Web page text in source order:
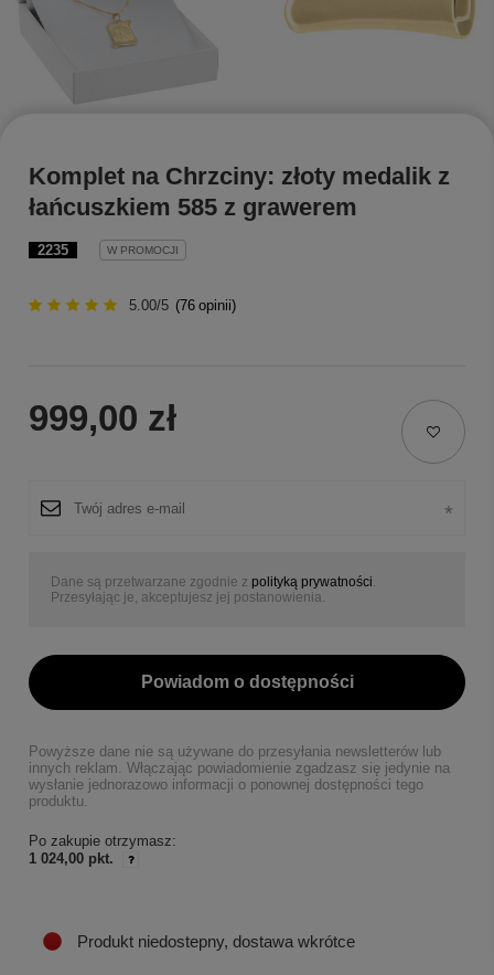
2235 W PROMOCJI
Komplet na Chrzciny: złoty medalik z
łańcuszkiem 585 z grawerem
5.00/5 (76 opinii)
999,00 zł
Dane są przetwarzane zgodnie z polityką prywatności
Przesyłając je, akceptujesz jej postanowienia.
Powiadom o dostępności
Powyższe dane nie są używane do przesyłania newsletterów lub
innych reklam. Włączając powiadomienie zgadzasz się jedynie na
wysłanie jednorazowo informacji o ponownej dostępności tego
produktu.
Po zakupie otrzymasz:
1 024,00 pkt.
Produkt niedostepny, dostawa wkrótce